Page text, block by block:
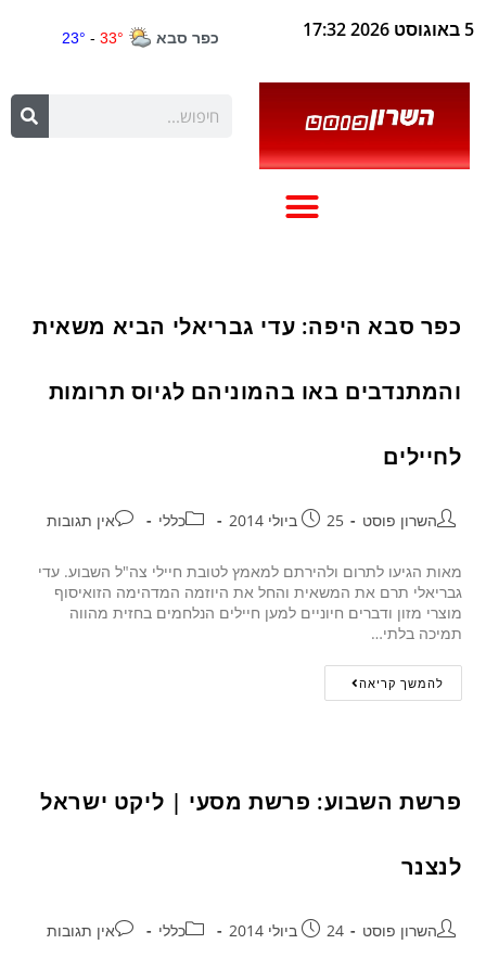
5 באוגוסט 2026 17:32
כפר סבא היפה: עדי גבריאלי הביא משאית
והמתנדבים באו בהמוניהם לגיוס תרומות
לחיילים
השרון פוסט 25 ביולי 2014 כללי אין תגובות
מאות הגיעו לתרום ולהירתם למאמץ לטובת חיילי צה"ל השבוע. עדי
גבריאלי תרם את המשאית והחל את היוזמה המדהימה הזואיסוף
מוצרי מזון ודברים חיוניים למען חיילים הנלחמים בחזית מהווה
תמיכה בלתי…
להמשך קריאה
פרשת השבוע: פרשת מסעי | ליקט ישראל
לנצנר
השרון פוסט 24 ביולי 2014 כללי אין תגובות